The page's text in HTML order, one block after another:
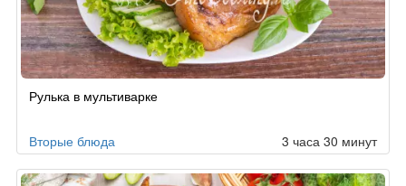
Рулька в мультиварке
Вторые блюда 3 часа 30 минут